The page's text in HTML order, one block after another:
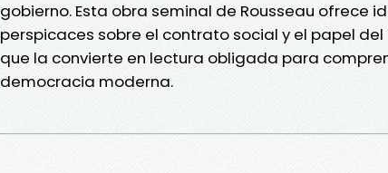
gobierno. Esta obra seminal de Rousseau ofrece
perspicaces sobre el contrato social y el papel
que la convierte en lectura obligada para
democracia moderna.